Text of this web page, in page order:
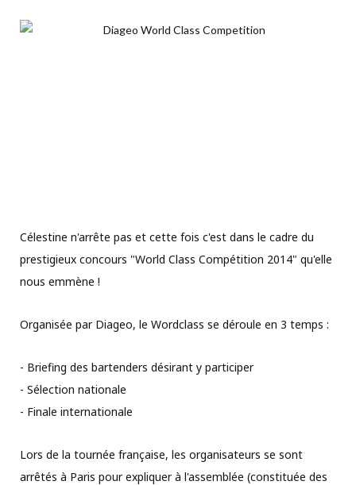
Célestine n'arrête pas et cette fois c'est dans le cadre du
prestigieux concours "World Class Compétition 2014" qu'elle
nous emmène !
Organisée par Diageo, le Wordclass se déroule en 3 temps :
- Briefing des bartenders désirant y participer
- Sélection nationale
- Finale internationale
Lors de la tournée française, les organisateurs se sont
arrêtés à Paris pour expliquer à l'assemblée (constituée des